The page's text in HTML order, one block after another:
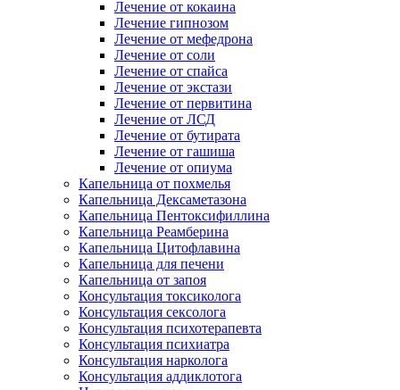
Лечение от кокаина
Лечение гипнозом
Лечение от мефедрона
Лечение от соли
Лечение от спайса
Лечение от экстази
Лечение от первитина
Лечение от ЛСД
Лечение от бутирата
Лечение от гашиша
Лечение от опиума
Капельница от похмелья
Капельница Дексаметазона
Капельница Пентоксифиллина
Капельница Реамберина
Капельница Цитофлавина
Капельница для печени
Капельница от запоя
Консультация токсиколога
Консультация сексолога
Консультация психотерапевта
Консультация психиатра
Консультация нарколога
Консультация аддиклотога